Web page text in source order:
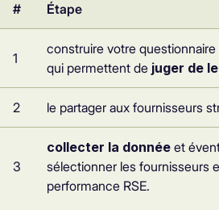
# Étape
1
construire votre
qui permettent de juger de
2 le partager aux fournisseurs
3
collecter la donnée et
sélectionner les fournisseurs
performance RSE.